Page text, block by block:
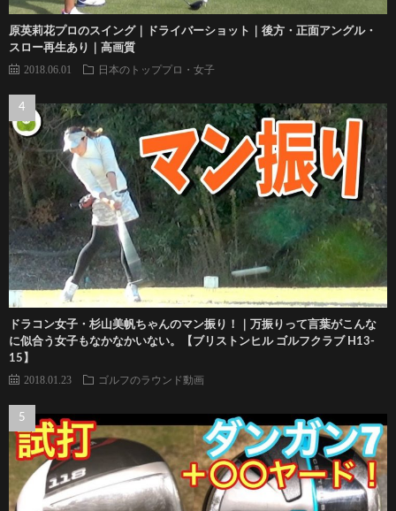
原英莉花プロのスイング｜ドライバーショット｜後方・正面アングル・
スロー再生あり｜高画質
2018.06.01 日本のトッププロ・女子
ドラコン女子・杉山美帆ちゃんのマン振り！｜万振りって言葉がこんな
に似合う女子もなかなかいない。【ブリストンヒル ゴルフクラブ H13-
15】
2018.01.23 ゴルフのラウンド動画